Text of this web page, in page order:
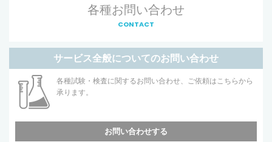
各種お問い合わせ
CONTACT
サービス全般についてのお問い合わせ
各種試験・検査に関するお問い合わせ、ご依頼はこちらから
承ります。
お問い合わせする